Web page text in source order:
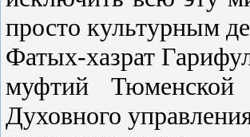
просто культурным
Фатых-хазрат
муфтий Тюменской
Духовного